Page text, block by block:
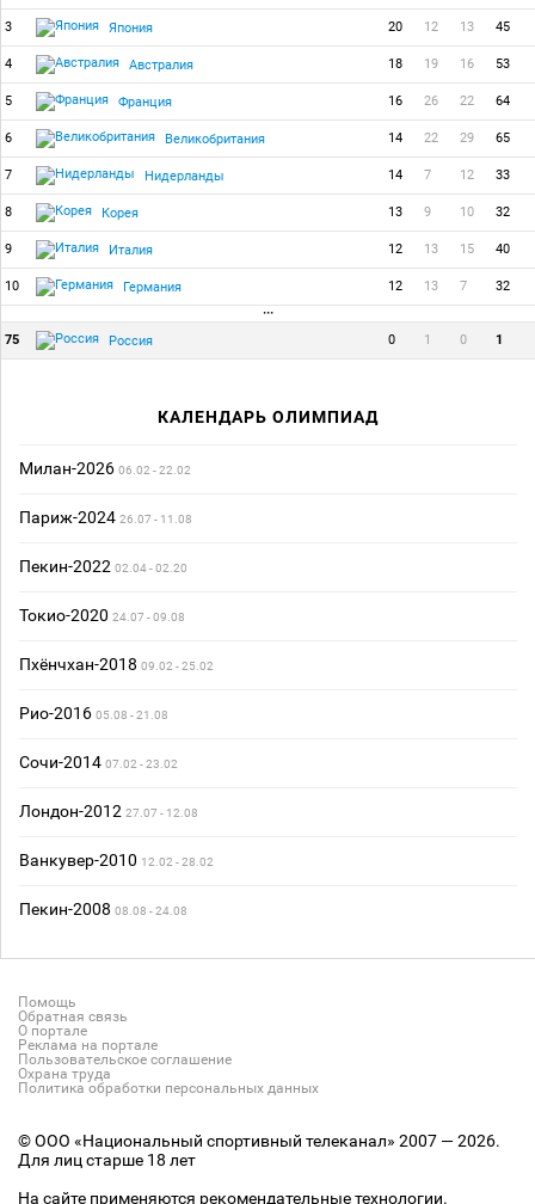
3 Япония 20 12 13 45
4 Австралия 18 19 16 53
5 Франция 16 26 22 64
6 Великобритания 14 22 29 65
7 Нидерланды 14 7 12 33
8 Корея 13 9 10 32
9 Италия 12 13 15 40
10 Германия 12 13 7
32
···
75
Россия 0 1 0 1
КАЛЕНДАРЬ ОЛИМПИАД
Милан-2026 06.02 - 22.02
Париж-2024 26.07 - 11.08
Пекин-2022 02.04 - 02.20
Токио-2020 24.07 - 09.08
Пхёнчхан-2018 09.02 - 25.02
Рио-2016 05.08 - 21.08
Сочи-2014 07.02 - 23.02
Лондон-2012 27.07 - 12.08
Ванкувер-2010 12.02 - 28.02
Пекин-2008 08.08 - 24.08
Помощь
Обратная связь
О портале
Реклама на портале
Пользовательское соглашение
Охрана труда
Политика обработки персональных данных
© ООО «Национальный спортивный телеканал» 2007 — 2026.
Для лиц старше 18 лет
На сайте применяются рекомендательные технологии.